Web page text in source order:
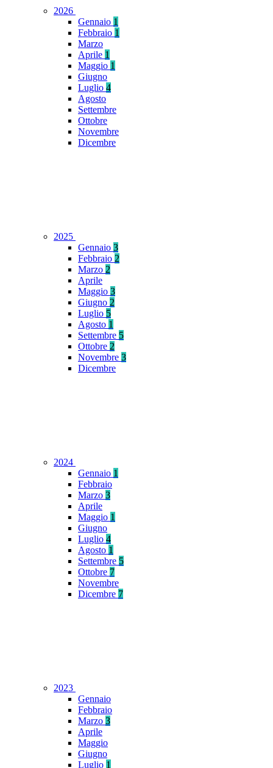
2026
Gennaio 1
Febbraio 1
Marzo
Aprile 1
Maggio 1
Giugno
Luglio 4
Agosto
Settembre
Ottobre
Novembre
Dicembre
2025
Gennaio 3
Febbraio 2
Marzo 2
Aprile
Maggio 3
Giugno 2
Luglio 5
Agosto 1
Settembre 5
Ottobre 2
Novembre 3
Dicembre
2024
Gennaio 1
Febbraio
Marzo 3
Aprile
Maggio 1
Giugno
Luglio 4
Agosto 1
Settembre 5
Ottobre 7
Novembre
Dicembre 7
2023
Gennaio
Febbraio
Marzo 3
Aprile
Maggio
Giugno
Luglio 1